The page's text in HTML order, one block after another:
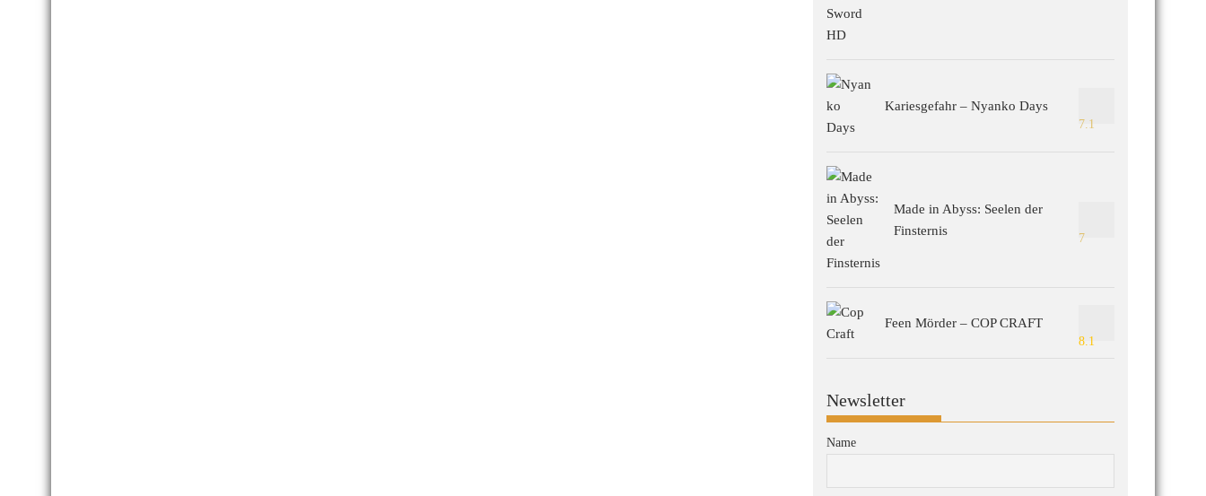
Kariesgefahr – Nyanko Days
7.1
Made in Abyss: Seelen der
Finsternis
7
Feen Mörder – COP CRAFT
8.1
Newsletter
Name